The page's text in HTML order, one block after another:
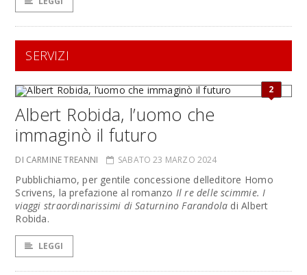
SERVIZI
2
Albert Robida, l’uomo che
immaginò il futuro
DI CARMINE TREANNI SABATO 23 MARZO 2024
Pubblichiamo, per gentile concessione delleditore Homo
Scrivens, la prefazione al romanzo Il re delle scimmie. I
viaggi straordinarissimi di Saturnino Farandola di Albert
Robida.
LEGGI